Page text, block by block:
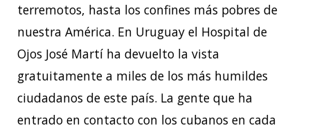
terremotos, hasta los confines más pobres de
nuestra América. En Uruguay el Hospital de
Ojos José Martí ha devuelto la vista
gratuitamente a miles de los más humildes
ciudadanos de este país. La gente que ha
entrado en contacto con los cubanos en cada